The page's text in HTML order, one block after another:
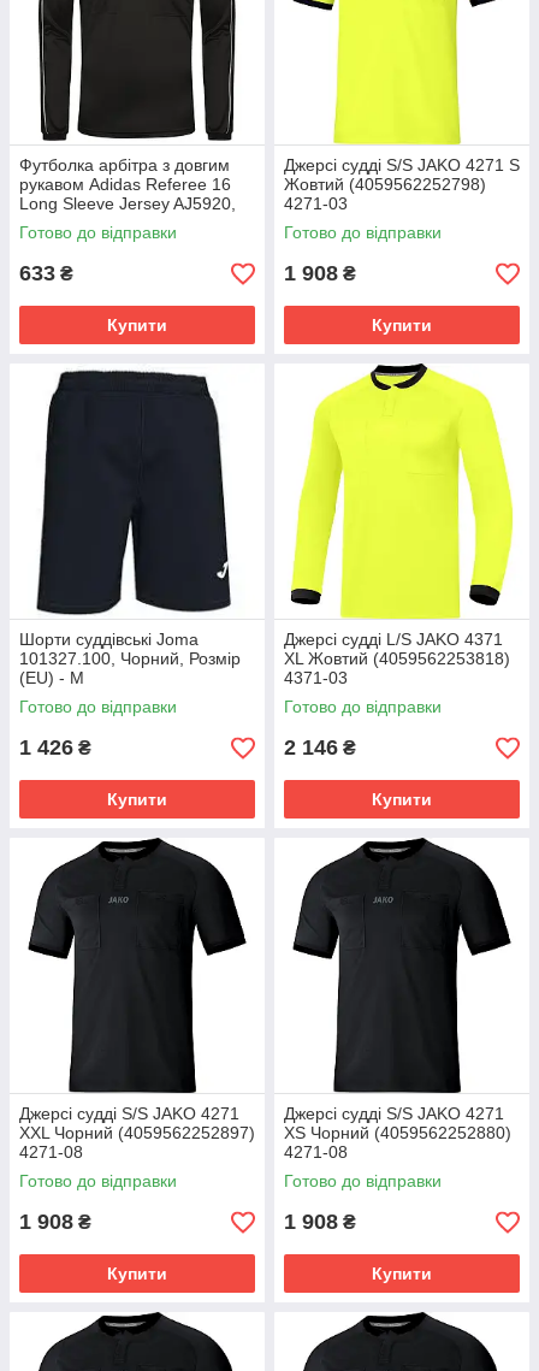
Футболка арбітра з довгим
рукавом Adidas Referee 16
Long Sleeve Jersey AJ5920,
Чорний, Розмір (EU) - S
Готово до відправки
633 ₴
Купити
Джерсі судді S/S JAKO 4271 S
Жовтий (4059562252798)
4271-03
Готово до відправки
1 908 ₴
Купити
Шорти суддівські Joma
101327.100, Чорний, Розмір
(EU) - M
Готово до відправки
1 426 ₴
Купити
Джерсі судді L/S JAKO 4371
XL Жовтий (4059562253818)
4371-03
Готово до відправки
2 146 ₴
Купити
Джерсі судді S/S JAKO 4271
XXL Чорний (4059562252897)
4271-08
Готово до відправки
1 908 ₴
Купити
Джерсі судді S/S JAKO 4271
XS Чорний (4059562252880)
4271-08
Готово до відправки
1 908 ₴
Купити